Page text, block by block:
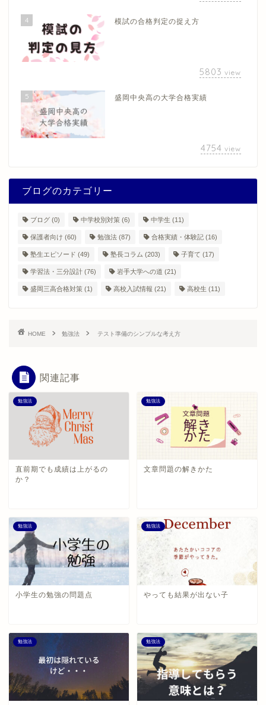
4 模試の合格判定の捉え方
5803 view
5 盛岡中央高の大学合格実績
4754 view
ブログのカテゴリー
ブログ (0) 中学校別対策 (6) 中学生 (11)
保護者向け (60) 勉強法 (87) 合格実績・体験記 (16)
塾生エピソード (49) 塾長コラム (203) 子育て (17)
学習法・三分設計 (76) 岩手大学への道 (21)
盛岡三高合格対策 (1) 高校入試情報 (21) 高校生 (11)
HOME 勉強法 テスト準備のシンプルな考え方
関連記事
勉強法
直前期でも成績は上がるの
か？
勉強法
文章問題の解きかた
勉強法
小学生の勉強の問題点
勉強法
やっても結果が出ない子
勉強法 勉強法